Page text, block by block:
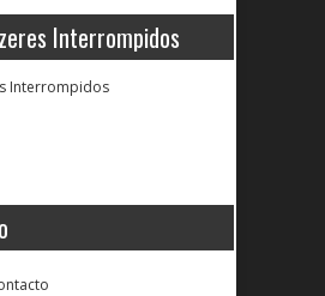
Interrompidos
Interrompidos